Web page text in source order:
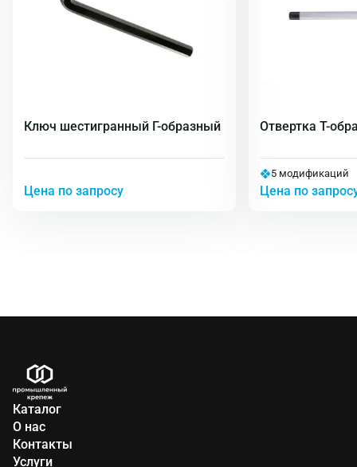
Ключ шестигранный Г-образный
Цена по запросу
Отвертка Т-
5 модификаций
Цена по
Каталог
О нас
Контакты
Услуги